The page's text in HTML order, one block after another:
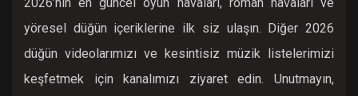
yöresel düğün içeriklerine ilk siz ulaşın. Diğer 2026
düğün videolarımızı ve kesintisiz müzik listelerimizi
keşfetmek için kanalımızı ziyaret edin. Unutmayın,